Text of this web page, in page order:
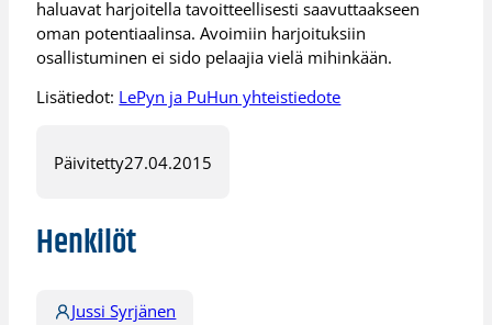
haluavat harjoitella tavoitteellisesti saavuttaakseen
oman potentiaalinsa. Avoimiin harjoituksiin
osallistuminen ei sido pelaajia vielä mihinkään.
Lisätiedot: LePyn ja PuHun yhteistiedote
Päivitetty27.04.2015
Henkilöt
Jussi Syrjänen